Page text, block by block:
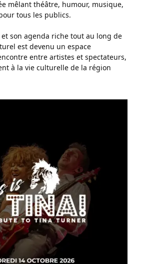
mêlant théâtre, humour, musique,
tous les publics.
son agenda riche tout au long de
est devenu un espace
entre artistes et spectateurs,
à la vie culturelle de la région